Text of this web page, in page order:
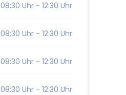
08:30 Uhr - 12:30 Uhr
08:30 Uhr - 12:30 Uhr
08:30 Uhr - 12:30 Uhr
08:30 Uhr - 12:30 Uhr